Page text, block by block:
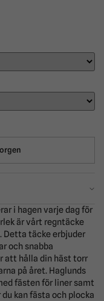
i hagen varje dag för
är vårt regntäcke
Detta täcke erbjuder
och snabba
att hålla din häst torr
på året. Haglunds
fästen för liner samt
kan fästa och plocka